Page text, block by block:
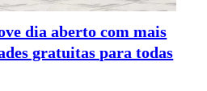
dia aberto com mais
gratuitas para todas